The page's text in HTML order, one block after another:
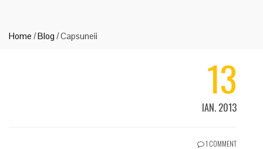
Home /Blog /Capsuneii
13
IAN. 2013
1 COMMENT